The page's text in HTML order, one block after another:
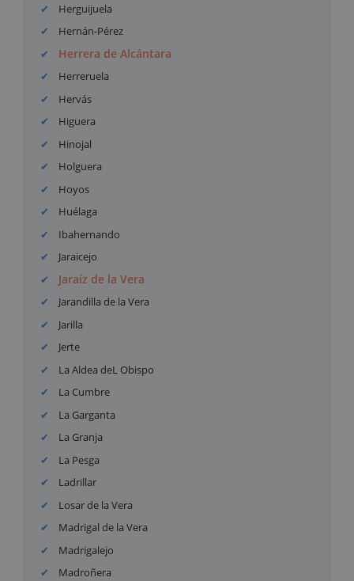
Herguijuela
Hernán-Pérez
Herrera de Alcántara
Herreruela
Hervás
Higuera
Hinojal
Holguera
Hoyos
Huélaga
Ibahernando
Jaraicejo
Jaraíz de la Vera
Jarandilla de la Vera
Jarilla
Jerte
La Aldea deL Obispo
La Cumbre
La Garganta
La Granja
La Pesga
Ladrillar
Losar de la Vera
Madrigal de la Vera
Madrigalejo
Madroñera